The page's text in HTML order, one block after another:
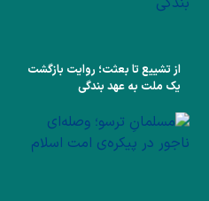
از تشییع تا بعثت؛ روایت بازگشت
یک ملت به عهد بندگی